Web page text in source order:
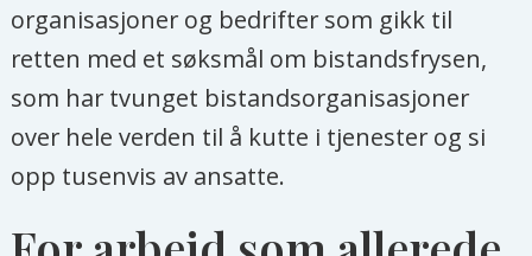
organisasjoner og bedrifter som gikk til
retten med et søksmål om bistandsfrysen,
som har tvunget bistandsorganisasjoner
over hele verden til å kutte i tjenester og si
opp tusenvis av ansatte.